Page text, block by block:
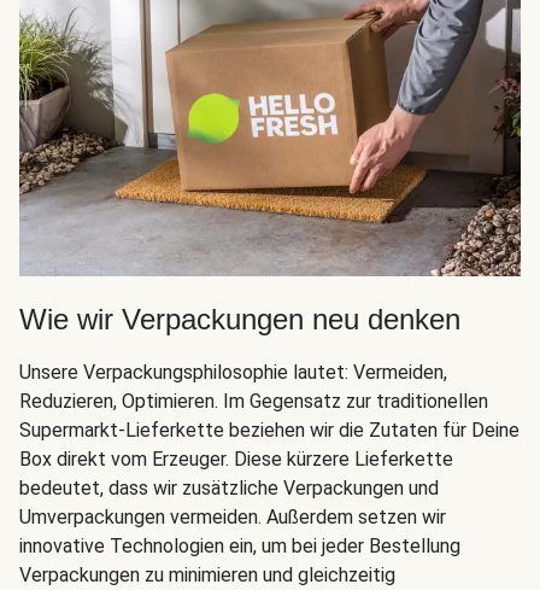
Wie wir Verpackungen neu denken
Unsere Verpackungsphilosophie lautet: Vermeiden,
Reduzieren, Optimieren. Im Gegensatz zur traditionellen
Supermarkt-Lieferkette beziehen wir die Zutaten für Deine
Box direkt vom Erzeuger. Diese kürzere Lieferkette
bedeutet, dass wir zusätzliche Verpackungen und
Umverpackungen vermeiden. Außerdem setzen wir
innovative Technologien ein, um bei jeder Bestellung
Verpackungen zu minimieren und gleichzeitig